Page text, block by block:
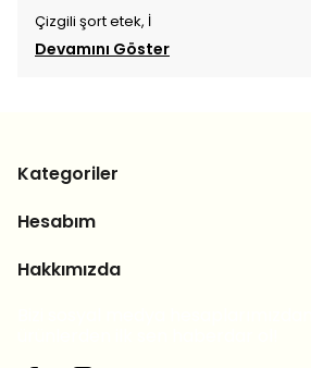
Çizgili şort etek, İ
Devamını Göster
Kategoriler
Hesabım
Hakkımızda